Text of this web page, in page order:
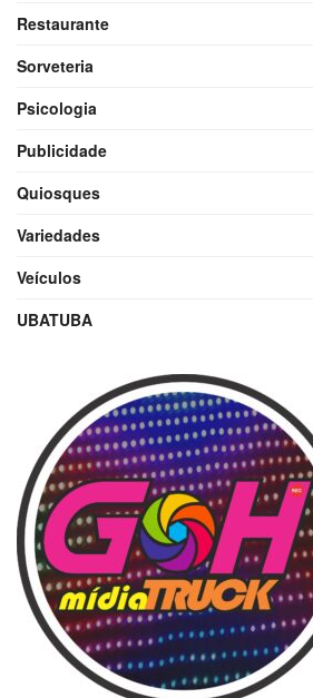
Restaurante
Sorveteria
Psicologia
Publicidade
Quiosques
Variedades
Veículos
UBATUBA